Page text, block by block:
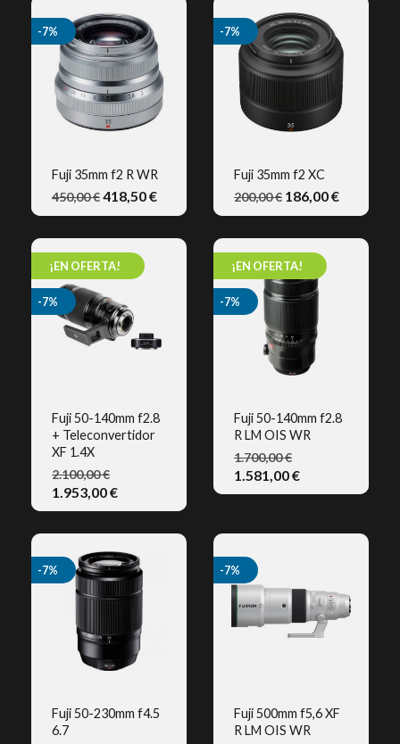
VISTA RÁPIDA
Fuji 35mm f2 R WR
450,00 €418,50 €
-7%
VISTA RÁPIDA
Fuji 35mm f2 XC
200,00 € 186,00 €
-7%
VISTA RÁPIDA
Fuji 50-140mm f2.8
+ Teleconvertidor
XF 1.4X
2.100,00 €
1.953,00 €
¡EN OFERTA!
-7%
Fuji 50-140mm f2.8
R LM OIS WR
1.700,00 €
1.581,00 €
¡EN OFERTA!
-7%
Fuji 50-230mm f4.5
6.7
-7%
Fuji 500mm f5,6 XF
R LM OIS WR
-7%